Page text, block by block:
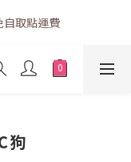
、日及公眾假期並非
自取點運費
會員禮遇
狗